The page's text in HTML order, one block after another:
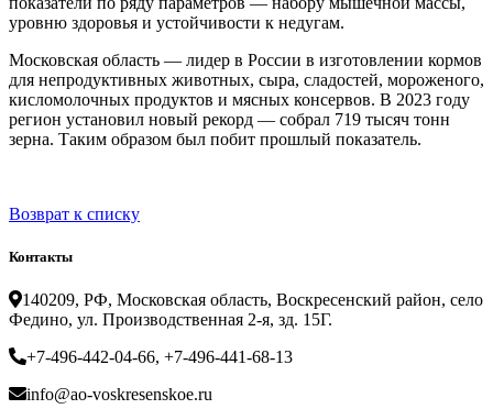
уровню здоровья и устойчивости к недугам.
Московская область — лидер в России в изготовлении кормов
для непродуктивных животных, сыра, сладостей, мороженого,
кисломолочных продуктов и мясных консервов. В 2023 году
регион установил новый рекорд — собрал 719 тысяч тонн
зерна. Таким образом был побит прошлый показатель.
Возврат к списку
Контакты
140209, РФ, Московская область, Воскресенский район, село
Федино, ул. Производственная 2-я, зд. 15Г.
+7-496-442-04-66, +7-496-441-68-13
info@ao-voskresenskoe.ru